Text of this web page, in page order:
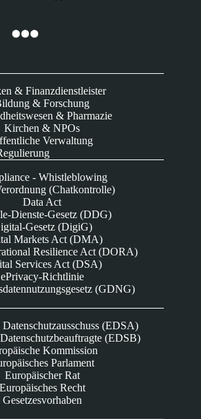
& Finanzdienstleister
& Forschung
& Pharmazie
Kirchen & NPOs
Verwaltung
- Whistleblowing
(Chatkontrolle)
Data Act
Dienste-Gesetz (DDG)
Gesetz (DigiG)
Markets Act (DMA)
Resilience Act (DORA)
Services Act (DSA)
ePrivacy-Richtlinie
(GDNG)
(EDSA)
(EDSB)
Kommission
Parlament
Europäischer Rat
Europäisches Recht
Gesetzesvorhaben